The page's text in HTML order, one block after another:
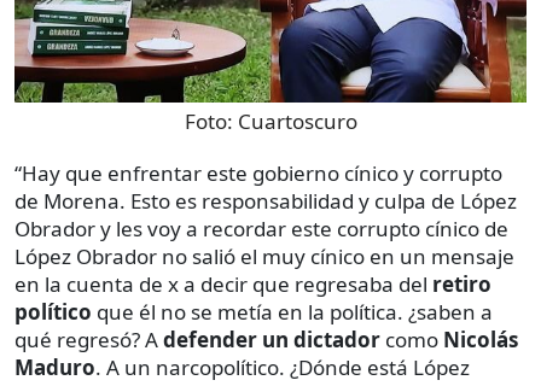
Foto: Cuartoscuro
“Hay que enfrentar este gobierno cínico y corrupto
de Morena. Esto es responsabilidad y culpa de López
Obrador y les voy a recordar este corrupto cínico de
López Obrador no salió el muy cínico en un mensaje
en la cuenta de x a decir que regresaba del retiro
político que él no se metía en la política. ¿saben a
qué regresó? Adefender un dictador como Nicolás
Maduro. A un narcopolítico. ¿Dónde está López